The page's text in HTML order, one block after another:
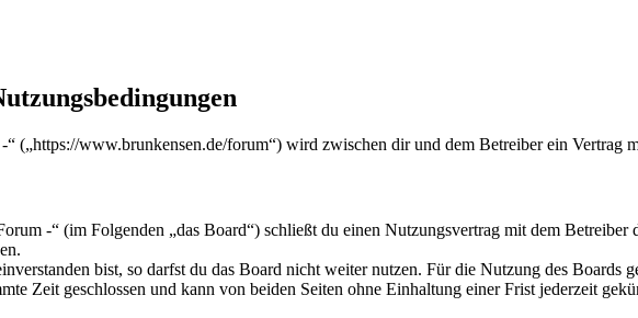
(„https://www.brunkensen.de/forum“) wird zwischen dir und dem Betreiber ein Vertrag
-“ (im Folgenden „das Board“) schließt du einen Nutzungsvertrag mit dem
bist, so darfst du das Board nicht weiter nutzen. Für die Nutzung des Boards
Zeit geschlossen und kann von beiden Seiten ohne Einhaltung einer Frist jederzeit